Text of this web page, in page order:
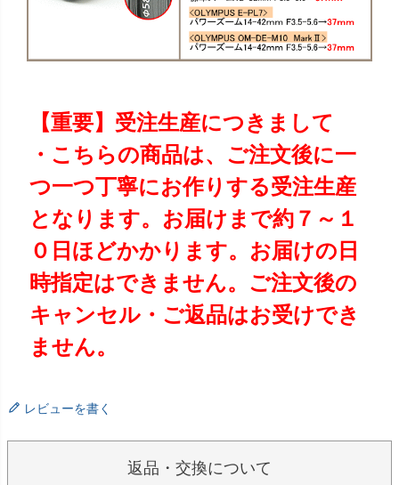
【重要】受注生産につきまして
・こちらの商品は、ご注文後に一
つ一つ丁寧にお作りする受注生産
となります。お届けまで約７～１
０日ほどかかります。お届けの日
時指定はできません。ご注文後の
キャンセル・ご返品はお受けでき
ません。
レビューを書く
返品・交換について